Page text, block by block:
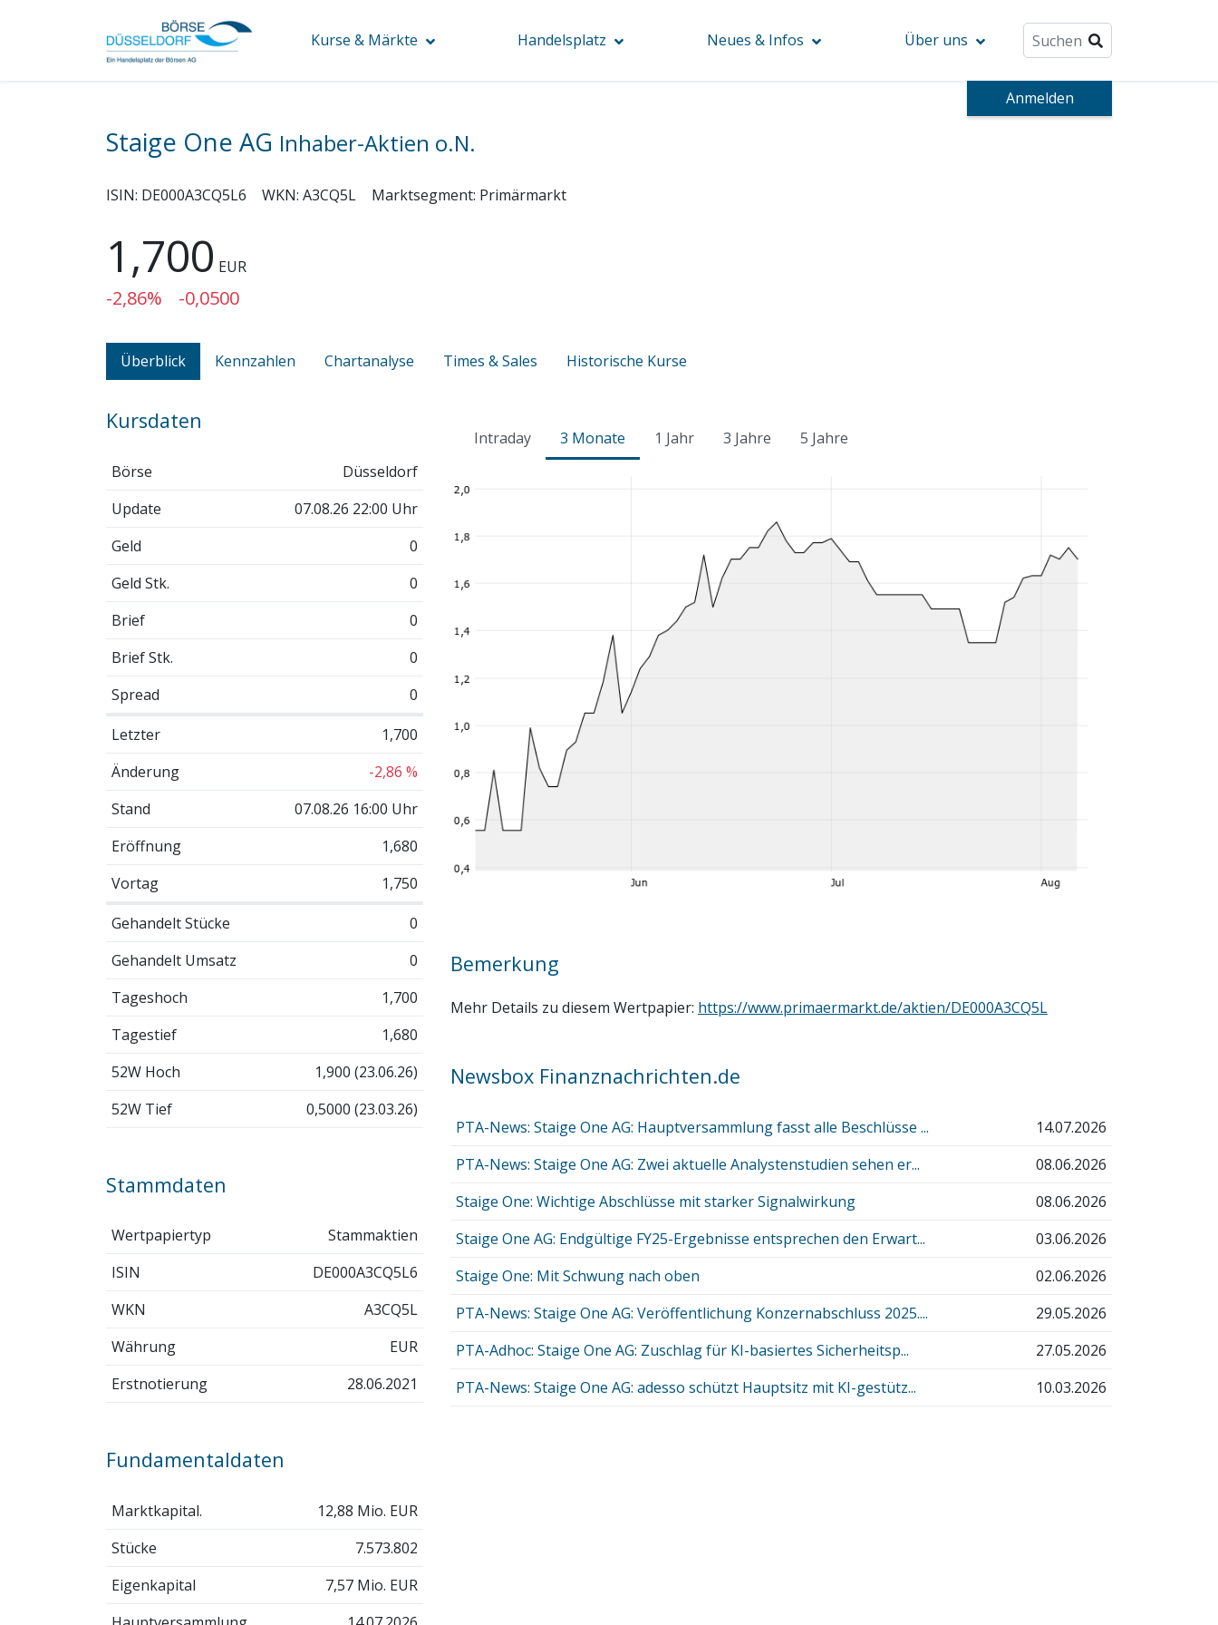
Kurse & Märkte Handelsplatz Neues & Infos Über uns
Anmelden
Staige One AG Inhaber-Aktien o.N.
ISIN: DE000A3CQ5L6 WKN: A3CQ5L Marktsegment: Primärmarkt
1,700 EUR
-2,86% -0,0500
Überblick Kennzahlen Chartanalyse Times & Sales Historische Kurse
Kursdaten
Börse
Düsseldorf
Update
07.08.26 22:00 Uhr
Geld
0
Geld Stk.
0
Brief
0
Brief Stk.
0
Spread
0
Letzter
1,700
Änderung
-2,86 %
Stand
07.08.26 16:00 Uhr
Eröffnung
1,680
Vortag
1,750
Gehandelt Stücke
0
Gehandelt Umsatz
0
Tageshoch
1,700
Tagestief
1,680
52W Hoch
1,900 (23.06.26)
52W Tief
0,5000 (23.03.26)
Stammdaten
Wertpapiertyp
Stammaktien
ISIN
DE000A3CQ5L6
WKN
A3CQ5L
Währung
EUR
Erstnotierung
28.06.2021
Fundamentaldaten
Marktkapital.
12,88 Mio. EUR
Stücke
7.573.802
Eigenkapital
7,57 Mio. EUR
Intraday 3 Monate 1 Jahr 3 Jahre 5 Jahre
Bemerkung
Mehr Details zu diesem Wertpapier: https://www.primaermarkt.de/aktien/DE000A3CQ5L
Newsbox Finanznachrichten.de
PTA-News: Staige One AG: Hauptversammlung fasst alle Beschlüsse ...
14.07.2026
PTA-News: Staige One AG: Zwei aktuelle Analystenstudien sehen er...
08.06.2026
Staige One: Wichtige Abschlüsse mit starker Signalwirkung
08.06.2026
Staige One AG: Endgültige FY25-Ergebnisse entsprechen den Erwart...
03.06.2026
Staige One: Mit Schwung nach oben
02.06.2026
PTA-News: Staige One AG: Veröffentlichung Konzernabschluss 2025....
29.05.2026
PTA-Adhoc: Staige One AG: Zuschlag für KI-basiertes Sicherheitsp...
27.05.2026
PTA-News: Staige One AG: adesso schützt Hauptsitz mit KI-gestütz...
10.03.2026